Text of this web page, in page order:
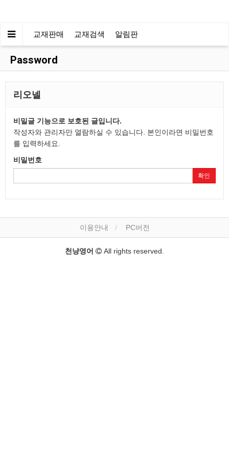
교재판매 교재검색 알림판
Password
리오넬
비밀글 기능으로 보호된 글입니다.
작성자와 관리자만 열람하실 수 있습니다. 본인이라면 비밀번호
를 입력하세요.
비밀번호
확인
이용안내 PC버전
천냥영어 All rights reserved.